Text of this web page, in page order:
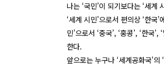
나는 ‘국민’이 되기보다는 ‘세
‘세계 시민’으로서 편의상 ‘한국
민’으로서 ‘중국’, ‘홍콩’, ‘한
한다.
앞으로는 누구나 ‘세계공화국’